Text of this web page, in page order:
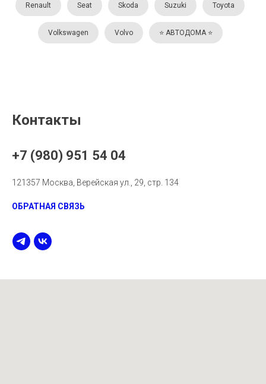
Renault Seat Skoda Suzuki Toyota
Volkswagen Volvo ⭐️ АВТОДОМА ⭐️
Контакты
+7 (980) 951 54 04
121357 Москва, Верейская ул., 29, стр. 134
ОБРАТНАЯ СВЯЗЬ